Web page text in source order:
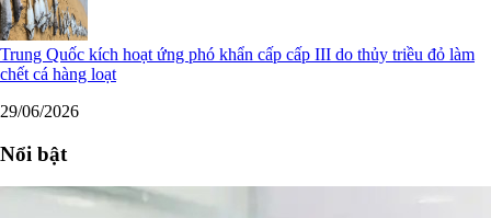
Trung Quốc kích hoạt ứng phó khẩn cấp cấp III do thủy triều đỏ làm
chết cá hàng loạt
29/06/2026
Nổi bật